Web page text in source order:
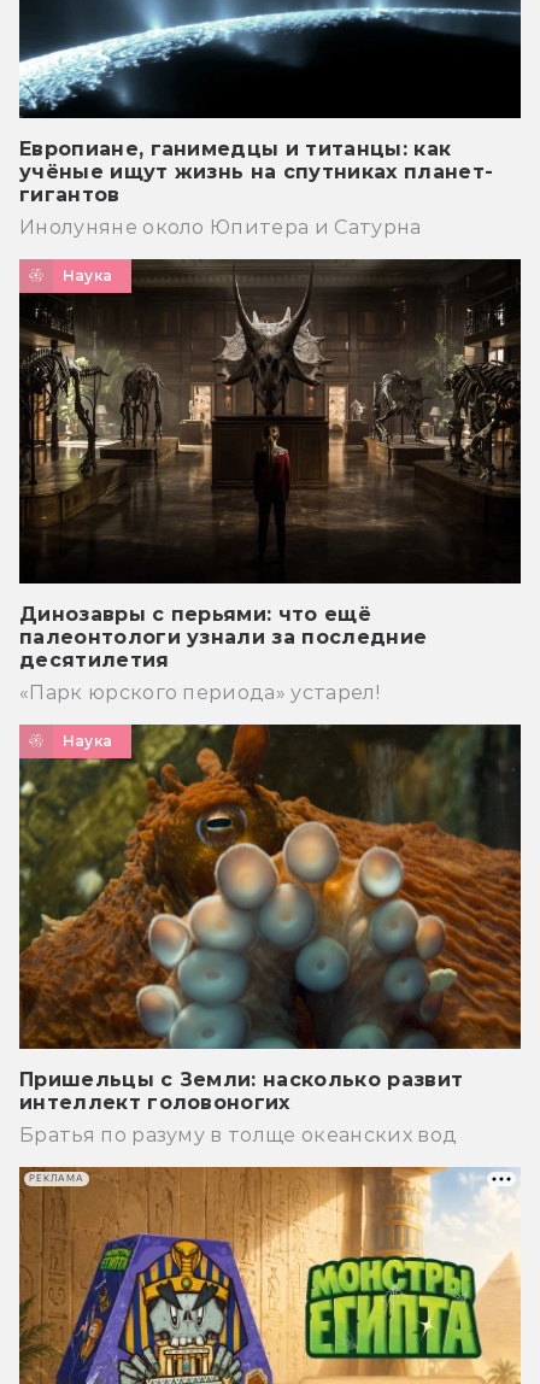
Европиане, ганимедцы и титанцы: как
учёные ищут жизнь на спутниках планет-
гигантов
Инолуняне около Юпитера и Сатурна
Наука
Динозавры с перьями: что ещё
палеонтологи узнали за последние
десятилетия
«Парк юрского периода» устарел!
Наука
Пришельцы с Земли: насколько развит
интеллект головоногих
Братья по разуму в толще океанских вод
РЕКЛАМА